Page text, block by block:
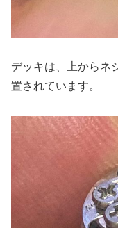
デッキは、上からネ
置されています。